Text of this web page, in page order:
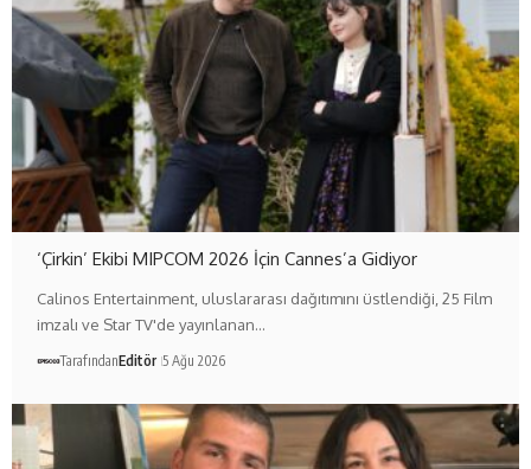
‘Çirkin’ Ekibi MIPCOM 2026 İçin Cannes’a Gidiyor
Calinos Entertainment, uluslararası dağıtımını üstlendiği, 25 Film
imzalı ve Star TV'de yayınlanan…
TarafındanEditör 5 Ağu 2026